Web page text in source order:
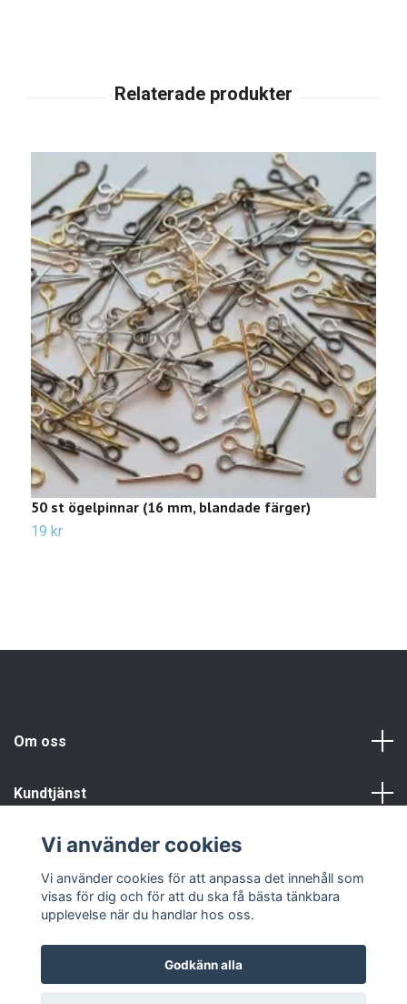
50 st ögelpinnar (16 mm, blandade färger)
19 kr
Om oss
Kundtjänst
Vi använder cookies
Vi använder cookies för att anpassa det innehåll som
visas för dig och för att du ska få bästa tänkbara
upplevelse när du handlar hos oss.
Godkänn alla